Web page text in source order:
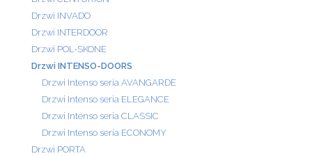
Drzwi INVADO
Drzwi INTERDOOR
Drzwi POL-SKONE
Drzwi INTENSO-DOORS
Drzwi Intenso seria AVANGARDE
Drzwi Intenso seria ELEGANCE
Drzwi Intenso seria CLASSIC
Drzwi Intenso seria ECONOMY
Drzwi PORTA